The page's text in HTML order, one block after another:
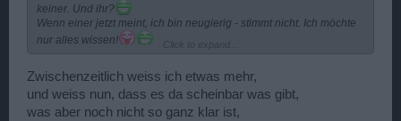
keiner. Und ihr?
Wenn einer jetzt meint, ich bin neugierig - stimmt nicht. Ich möchte
nur alles wissen!
Mit immer freundlichen Grüßen Wurzlsepp
Zwischenzeitlich weiss ich etwas mehr,
und weiss nun, dass es da scheinbar was gibt,
was aber noch nicht so ganz klar ist,